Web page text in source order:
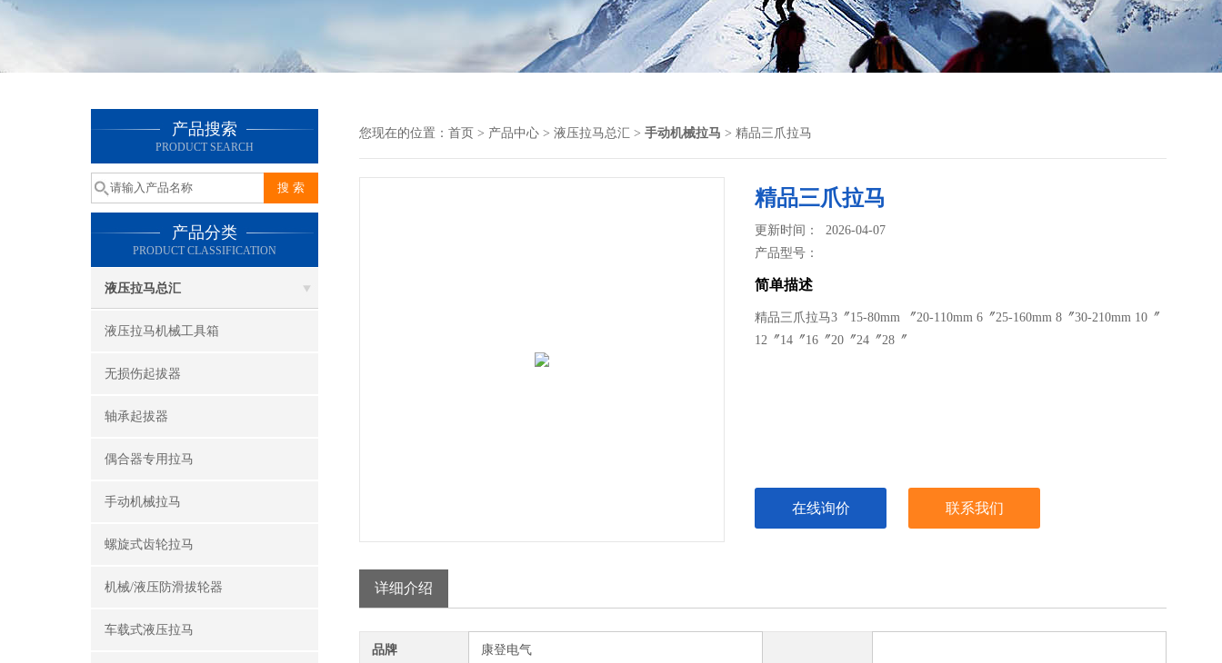
产品搜索
PRODUCT SEARCH
产品分类
PRODUCT CLASSIFICATION
液压拉马总汇
液压拉马机械工具箱
无损伤起拔器
轴承起拔器
偶合器专用拉马
手动机械拉马
螺旋式齿轮拉马
机械/液压防滑拔轮器
车载式液压拉马
您现在的位置： 首页 > 产品中心 > 液压拉马总汇 > 手动机械拉马 > 精品三爪拉马
精品三爪拉马
更新时间： 2026-04-07
产品型号：
简单描述
精品三爪拉马3〞15-80mm 〞20-110mm 6〞25-160mm 8〞30-210mm 10〞
12〞14〞16〞20〞24〞28〞
在线询价 联系我们
详细介绍
品牌 康登电气